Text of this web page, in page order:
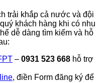
trải khắp cả nước và đội
khách hàng khi có nhu
dễ dàng tìm kiếm và hỗ
– 0931 523 668 hỗ trợ
, điền Form đăng ký để